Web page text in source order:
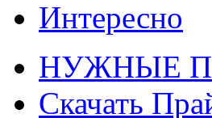
Интересно
НУЖНЫЕ
Скачать